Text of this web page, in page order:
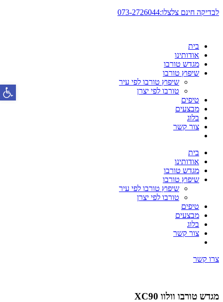
דלג
לבדיקה חינם צלצלו:073-2726044
בית
אודותינו
מגדש טורבו
שיפוץ טורבו
שיפוץ טורבו לפי עיר
טורבו לפי יצרן
טיפים
מבצעים
בלוג
צור קשר
בית
אודותינו
מגדש טורבו
שיפוץ טורבו
שיפוץ טורבו לפי עיר
טורבו לפי יצרן
טיפים
מבצעים
בלוג
צור קשר
צרו קשר
מגדש טורבו וולוו XC90
פתח